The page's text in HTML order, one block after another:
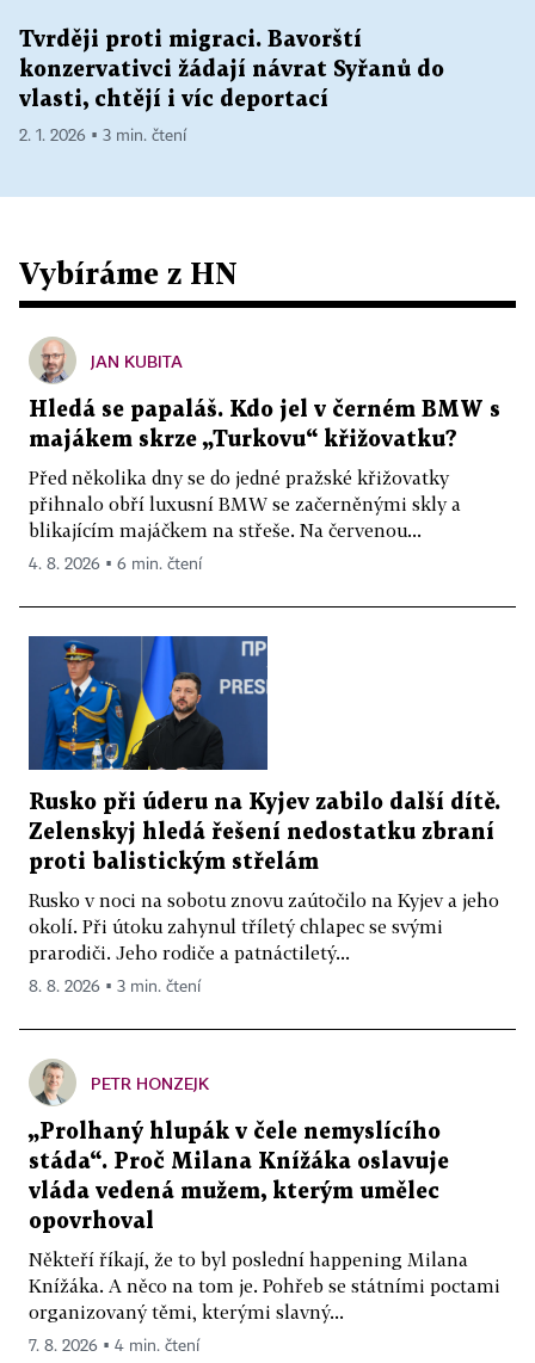
Tvrději proti migraci. Bavorští
konzervativci žádají návrat Syřanů do
vlasti, chtějí i víc deportací
2. 1. 2026 ▪ 3 min. čtení
Vybíráme z HN
JAN KUBITA
Hledá se papaláš. Kdo jel v černém BMW s
majákem skrze „Turkovu“ křižovatku?
Před několika dny se do jedné pražské křižovatky
přihnalo obří luxusní BMW se začerněnými skly a
blikajícím majáčkem na střeše. Na červenou...
4. 8. 2026 ▪ 6 min. čtení
Rusko při úderu na Kyjev zabilo další dítě.
Zelenskyj hledá řešení nedostatku zbraní
proti balistickým střelám
Rusko v noci na sobotu znovu zaútočilo na Kyjev a jeho
okolí. Při útoku zahynul tříletý chlapec se svými
prarodiči. Jeho rodiče a patnáctiletý...
8. 8. 2026 ▪ 3 min. čtení
PETR HONZEJK
„Prolhaný hlupák v čele nemyslícího
stáda“. Proč Milana Knížáka oslavuje
vláda vedená mužem, kterým umělec
opovrhoval
Někteří říkají, že to byl poslední happening Milana
Knížáka. A něco na tom je. Pohřeb se státními poctami
organizovaný těmi, kterými slavný...
7. 8. 2026 ▪ 4 min. čtení